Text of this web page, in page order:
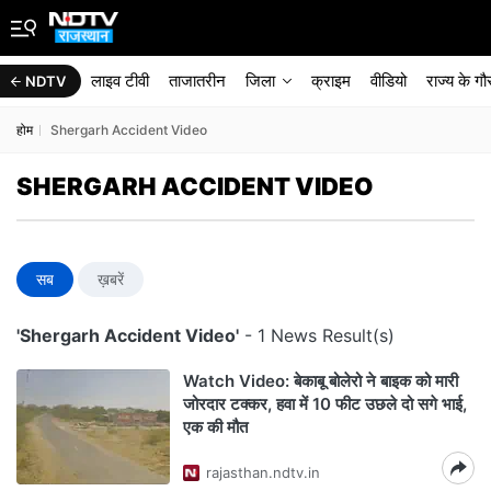
NDTV लाइव टीवी ताजातरीन जिला क्राइम वीडियो राज्‍य के
होम Shergarh Accident Video
SHERGARH ACCIDENT VIDEO
सब ख़बरें
'Shergarh Accident Video' - 1 News Result(s)
Watch Video: बेकाबू बोलेरो ने बाइक को मारी
जोरदार टक्कर, हवा में 10 फीट उछले दो सगे भाई,
एक की मौत
rajasthan.ndtv.in